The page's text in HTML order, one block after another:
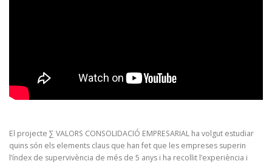
El projecte ∑ VALORS CONSOLIDACIÓ EMPRESARIAL ha volgut estudiar
quins són els elements claus que han fet que les empreses superin
l’índex de supervivència de més de 5 anys i ha recollit l’experiència i